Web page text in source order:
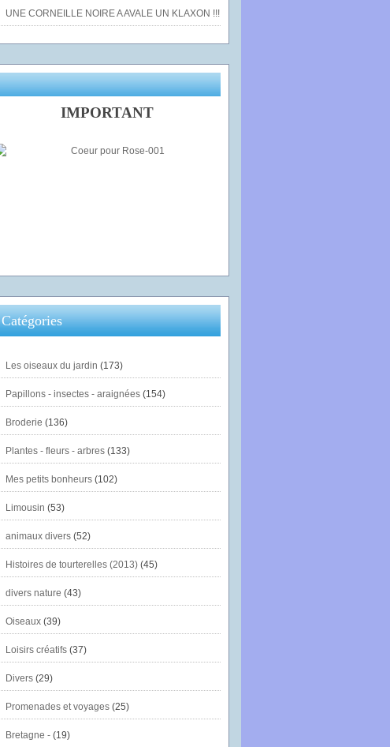
UNE CORNEILLE NOIRE A AVALE UN KLAXON !!!
IMPORTANT
Catégories
Les oiseaux du jardin (173)
Papillons - insectes - araignées(154)
Broderie (136)
Plantes - fleurs - arbres(133)
Mes petits bonheurs(102)
Limousin (53)
animaux divers(52)
Histoires de tourterelles (2013)(45)
divers nature (43)
Oiseaux(39)
Loisirs créatifs(37)
Divers(29)
Promenades et voyages(25)
Bretagne -(19)